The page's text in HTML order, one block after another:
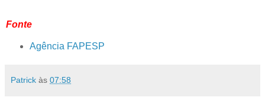
Fonte
Agência FAPESP
Patrick às 07:58